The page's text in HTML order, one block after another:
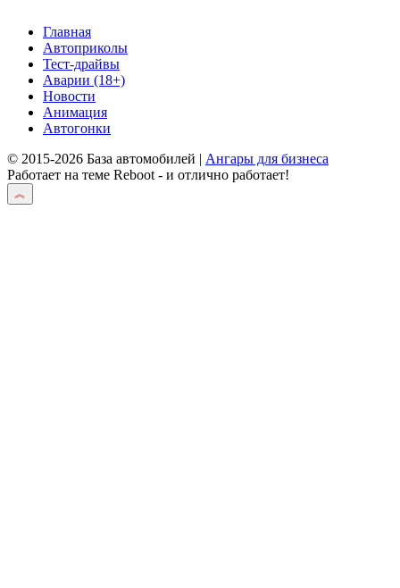
Главная
Автоприколы
Тест-драйвы
Аварии (18+)
Новости
Анимация
Автогонки
© 2015-2026 База автомобилей | Ангары для бизнеса
Работает на теме Reboot - и отлично работает!